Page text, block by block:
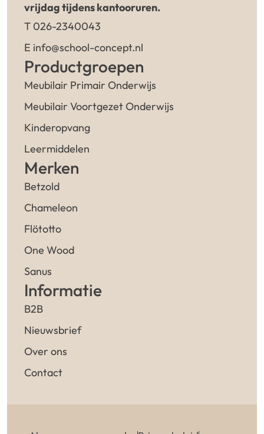
vrijdag tijdens kantooruren.
T 026-2340043
E info@school-concept.nl
Productgroepen
Meubilair Primair Onderwijs
Meubilair Voortgezet Onderwijs
Kinderopvang
Leermiddelen
Merken
Betzold
Chameleon
Flötotto
One Wood
Sanus
Informatie
B2B
Nieuwsbrief
Over ons
Contact